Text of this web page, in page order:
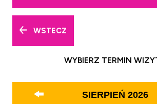
WSTECZ
WYBIERZ TERMIN
SIERPIEŃ 2026